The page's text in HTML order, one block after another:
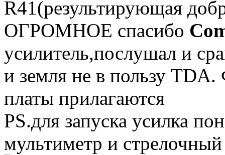
R41(результирующая
ОГРОМНОЕ спасибо
усилитель,послушал и
и земля не в пользу
платы прилагаются
PS.для запуска усилка
мультиметр и стрелочный